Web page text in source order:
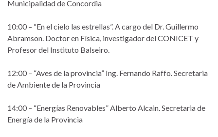
Municipalidad de Concordia
10:00 – “En el cielo las estrellas”. A cargo del Dr. Guillermo
Abramson. Doctor en Física, investigador del CONICET y
Profesor del Instituto Balseiro.
12:00 – “Aves de la provincia” Ing. Fernando Raffo. Secretaria
de Ambiente de la Provincia
14:00 – “Energías Renovables” Alberto Alcain. Secretaria de
Energía de la Provincia